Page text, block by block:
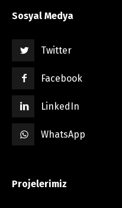
Sosyal Medya
Twitter
Facebook
LinkedIn
WhatsApp
Projelerimiz